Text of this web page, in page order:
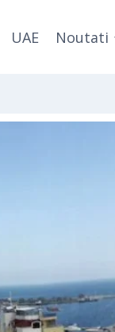
UAE Noutati